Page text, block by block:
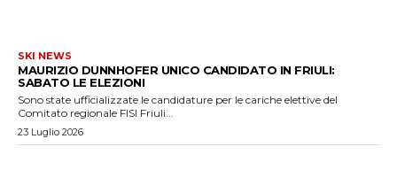
SKI NEWS
MAURIZIO DUNNHOFER UNICO CANDIDATO IN FRIULI:
SABATO LE ELEZIONI
Sono state ufficializzate le candidature per le cariche elettive del
Comitato regionale FISI Friuli...
23 Luglio 2026